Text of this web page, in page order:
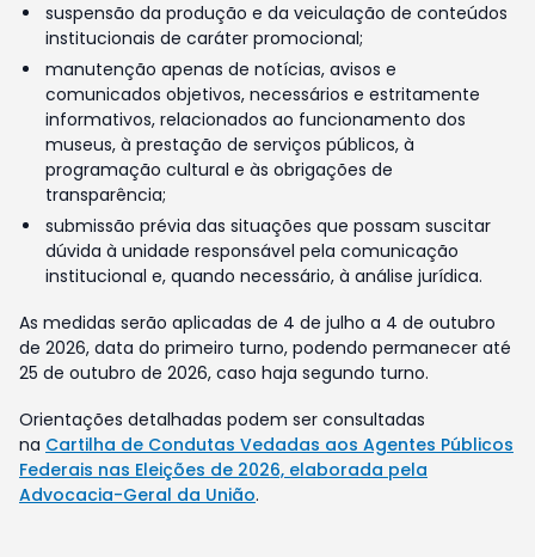
suspensão da produção e da veiculação de conteúdos
institucionais de caráter promocional;
manutenção apenas de notícias, avisos e
comunicados objetivos, necessários e estritamente
informativos, relacionados ao funcionamento dos
museus, à prestação de serviços públicos, à
programação cultural e às obrigações de
transparência;
submissão prévia das situações que possam suscitar
dúvida à unidade responsável pela comunicação
institucional e, quando necessário, à análise jurídica.
As medidas serão aplicadas de 4 de julho a 4 de outubro
de 2026, data do primeiro turno, podendo permanecer até
25 de outubro de 2026, caso haja segundo turno.
Orientações detalhadas podem ser consultadas
na Cartilha de Condutas Vedadas aos Agentes Públicos
Federais nas Eleições de 2026, elaborada pela
Advocacia-Geral da União.